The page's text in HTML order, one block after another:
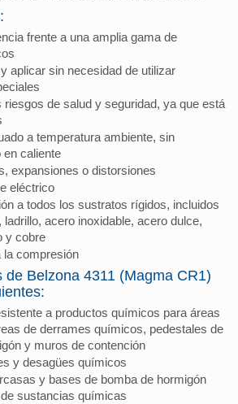
frente a una amplia gama de
aplicar sin necesidad de utilizar
riesgos de salud y seguridad, ya que está
a temperatura ambiente, sin
en caliente
expansiones o distorsiones
eléctrico
a todos los sustratos rígidos, incluidos
ladrillo, acero inoxidable, acero dulce,
y cobre
la compresión
de Belzona 4311 (Magma CR1)
a productos químicos para áreas
de derrames químicos, pedestales de
y muros de contención
y desagües químicos
y bases de bomba de hormigón
sustancias químicas